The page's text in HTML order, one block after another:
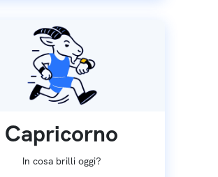
Capricorno
In cosa brilli oggi?